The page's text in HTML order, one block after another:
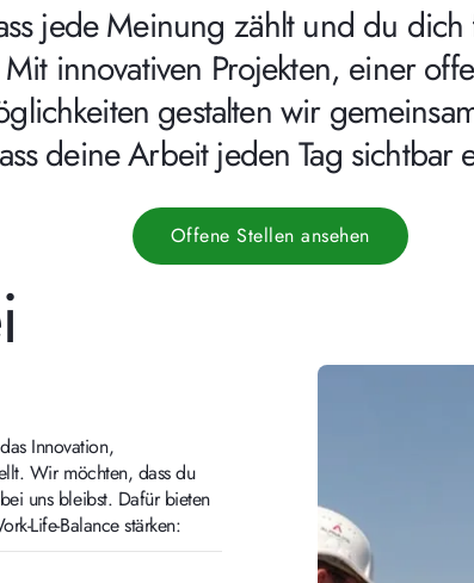
jede Meinung zählt und du
innovativen Projekten, einer
gestalten wir
deine Arbeit jeden Tag sichtbar
Offene Stellen ansehen
Innovation,
Wir möchten, dass du
uns bleibst. Dafür bieten
Life-Balance stärken: